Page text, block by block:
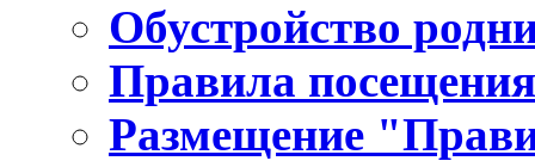
Обустройство
Правила
Размещение